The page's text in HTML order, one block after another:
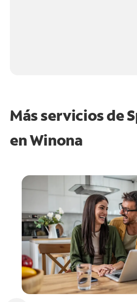
Más servicios de
enWinona